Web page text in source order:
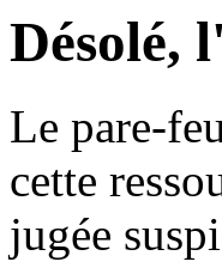
Désolé,
Le pare-
cette
jugée